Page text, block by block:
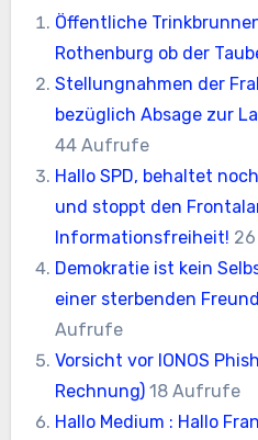
Öffentliche
Rothenburg ob der
Stellungnahmen der
bezüglich Absage zur
44 Aufrufe
Hallo SPD, behaltet
und stoppt den
Informationsfreiheit!
Demokratie ist kein
einer sterbenden
Aufrufe
Vorsicht vor IONOS
Rechnung) 18 Aufrufe
Hallo Medium : Hallo